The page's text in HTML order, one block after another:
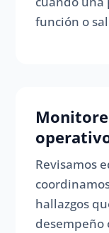
función o
Revisamos
hallazgos
desempeño